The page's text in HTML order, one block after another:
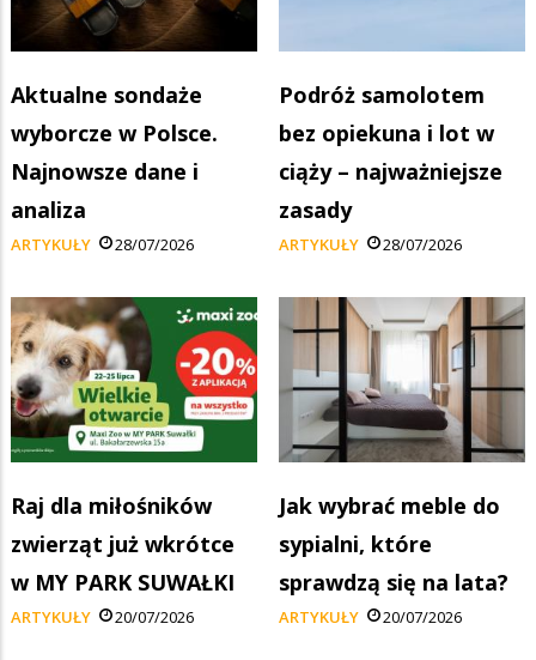
Aktualne sondaże
wyborcze w Polsce.
Najnowsze dane i
analiza
ARTYKUŁY 28/07/2026
Podróż samolotem
bez opiekuna i lot w
ciąży – najważniejsze
zasady
ARTYKUŁY 28/07/2026
Raj dla miłośników
zwierząt już wkrótce
w MY PARK SUWAŁKI
ARTYKUŁY 20/07/2026
Jak wybrać meble do
sypialni, które
sprawdzą się na lata?
ARTYKUŁY 20/07/2026